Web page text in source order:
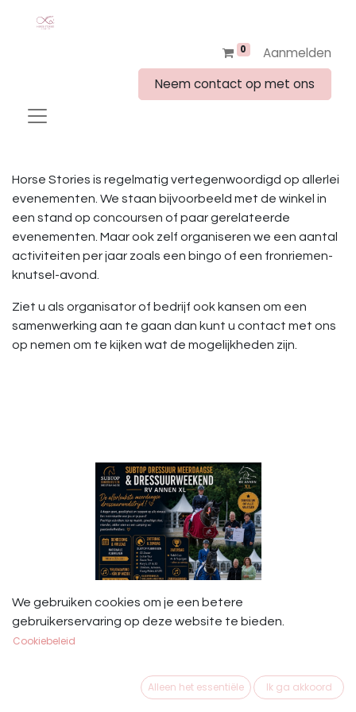
0
Aanmelden
Neem contact op met ons
Horse Stories is regelmatig vertegenwoordigd op allerlei
evenementen. We staan bijvoorbeeld met de winkel in
een stand op concoursen of paar gerelateerde
evenementen. Maar ook zelf organiseren we een aantal
activiteiten per jaar zoals een bingo of een fronriemen-
knutsel-avond.
Ziet u als organisator of bedrijf ook kansen om een
samenwerking aan te gaan dan kunt u contact met ons
op nemen om te kijken wat de mogelijkheden zijn.
Meerdaagse & Dressuurweekend RV
We gebruiken cookies om je een betere
gebruikerservaring op deze website te bieden.
Cookiebeleid
Alleen het essentiële Ik ga akkoord